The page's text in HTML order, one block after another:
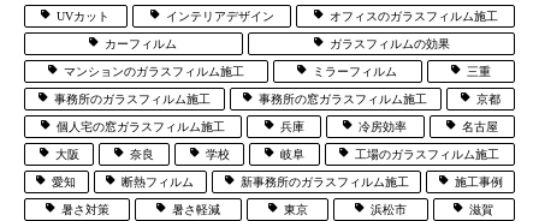
UVカット インテリアデザイン オフィスのガラスフィルム施工
カーフィルム ガラスフィルムの効果
マンションのガラスフィルム施工 ミラーフィルム 三重
事務所のガラスフィルム施工 事務所の窓ガラスフィルム施工 京都
個人宅の窓ガラスフィルム施工 兵庫 冷房効率 名古屋
大阪 奈良 学校 岐阜 工場のガラスフィルム施工
愛知 断熱フィルム 新事務所のガラスフィルム施工 施工事例
暑さ対策 暑さ軽減 東京 浜松市 滋賀